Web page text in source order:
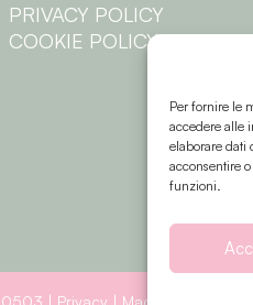
Per fornire le
accedere alle
elaborare dati
acconsentire
funzioni.
PRIVACY POLICY
COOKIE POLICY
| Privacy | Made by Sinapps